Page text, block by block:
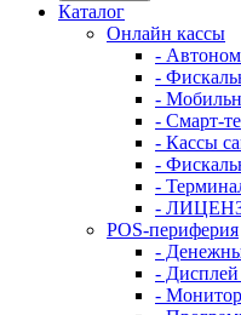
Каталог
Онлайн кассы
-
-
-
- Смарт-
- Кассы
-
-
-
POS-периферия
-
- Дисплей
-